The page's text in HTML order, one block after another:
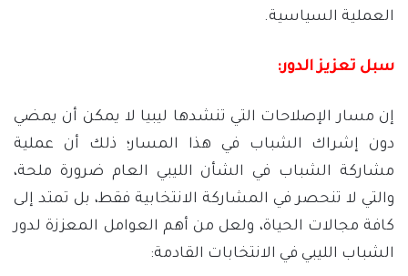
العملية السياسية.
سبل تعزيز الدور:
إن مسار الإصلاحات التي تنشدها ليبيا لا يمكن أن يمضي
دون إشراك الشباب في هذا المسار؛ ذلك أن عملية
مشاركة الشباب في الشأن الليبي العام ضرورة ملحة،
والتي لا تنحصر في المشاركة الانتخابية فقط، بل تمتد إلى
كافة مجالات الحياة، ولعل من أهم العوامل المعززة لدور
الشباب الليبي في الانتخابات القادمة: